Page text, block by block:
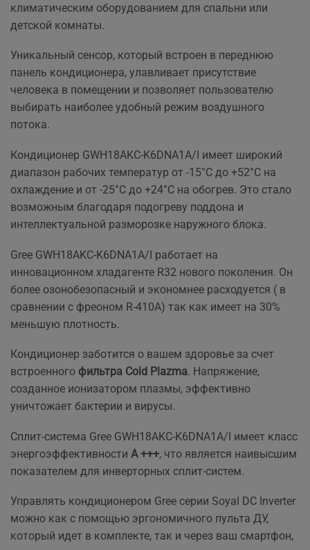
климатическим оборудованием для спальни или
детской комнаты.
Уникальный сенсор, который встроен в переднюю
панель кондиционера, улавливает присутствие
человека в помещении и позволяет пользователю
выбирать наиболее удобный режим воздушного
потока.
Кондиционер GWH18AKC-K6DNA1A/I имеет широкий
диапазон рабочих температур от -15°C до +52°C на
охлаждение и от -25°C до +24°C на обогрев. Это стало
возможным благодаря подогреву поддона и
интеллектуальной разморозке наружного блока.
Gree GWH18AKC-K6DNA1A/I работает на
инновационном хладагенте R32 нового поколения. Он
более озонобезопасный и экономнее расходуется ( в
сравнении с фреоном R-410А) так как имеет на 30%
меньшую плотность.
Кондиционер заботится о вашем здоровье за счет
встроенного фильтра Cold Plazma. Напряжение,
созданное ионизатором плазмы, эффективно
уничтожает бактерии и вирусы.
Сплит-система Gree GWH18AKC-K6DNA1A/I имеет класс
энергоэффективности А +++, что является наивысшим
показателем для инверторных сплит-систем.
Управлять кондиционером Gree серии Soyal DC Inverter
можно как с помощью эргономичного пульта ДУ,
который идет в комплекте, так и через ваш смартфон,